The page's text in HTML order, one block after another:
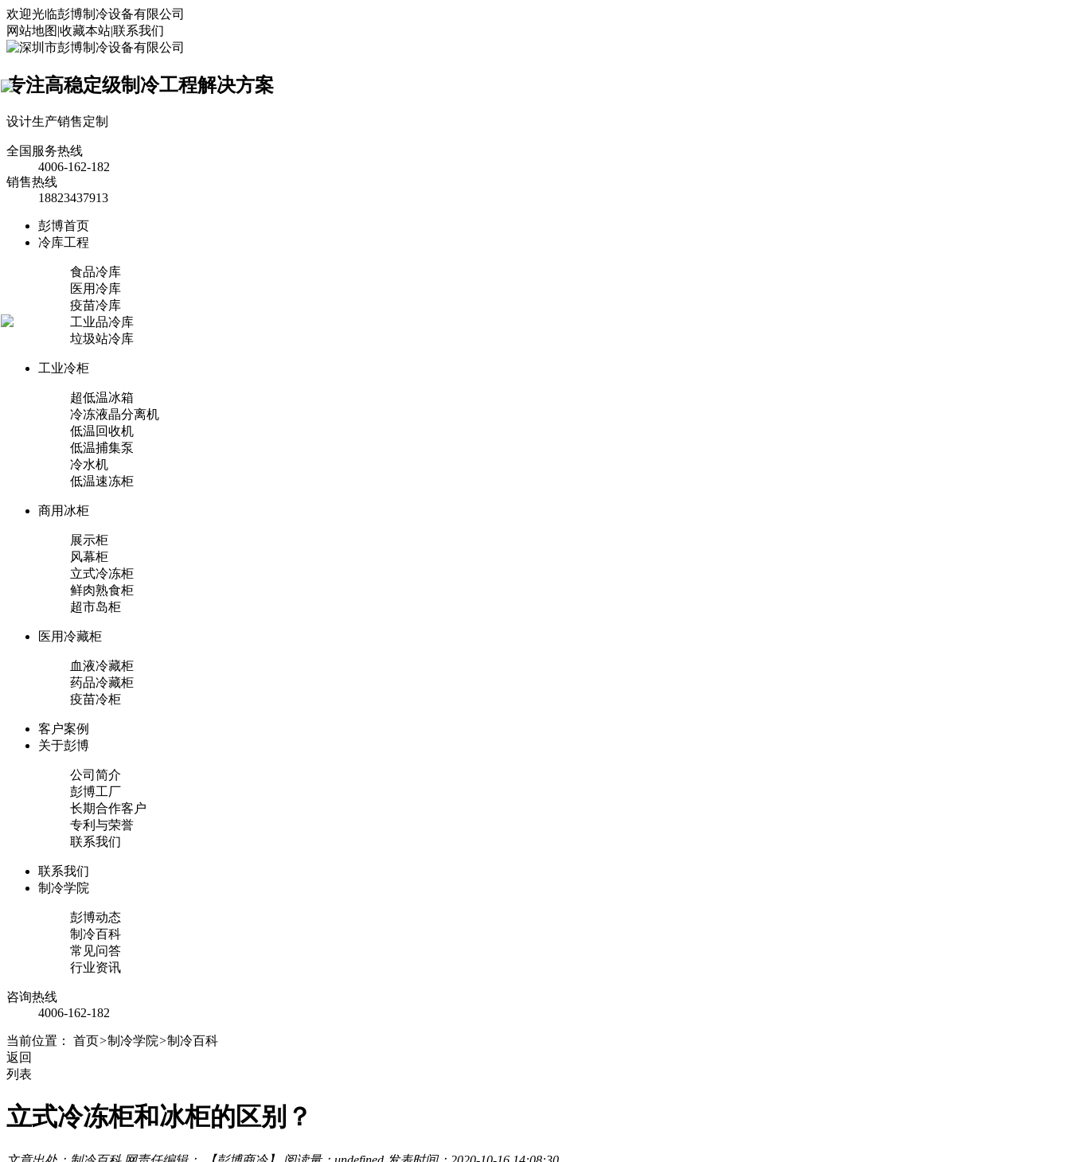
欢迎光临彭博制冷设备有限公司
网站地图|收藏本站|联系我们
专注高稳定级制冷工程解决方案
设计生产销售定制
全国服务热线
4006-162-182
销售热线
18823437913
彭博首页
冷库工程
食品冷库
医用冷库
疫苗冷库
工业品冷库
垃圾站冷库
工业冷柜
超低温冰箱
冷冻液晶分离机
低温回收机
低温捕集泵
冷水机
低温速冻柜
商用冰柜
展示柜
风幕柜
立式冷冻柜
鲜肉熟食柜
超市岛柜
医用冷藏柜
血液冷藏柜
药品冷藏柜
疫苗冷柜
客户案例
关于彭博
公司简介
彭博工厂
长期合作客户
专利与荣誉
联系我们
联系我们
制冷学院
彭博动态
制冷百科
常见问答
行业资讯
咨询热线
4006-162-182
当前位置： 首页>制冷学院>制冷百科
返回
列表
立式冷冻柜和冰柜的区别？
×